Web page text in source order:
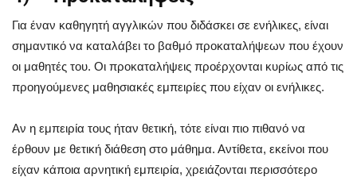
Για έναν καθηγητή αγγλικών που διδάσκει σε ενήλικες, είναι
σημαντικό να καταλάβει το βαθμό προκαταλήψεων που έχουν
οι μαθητές του. Οι προκαταλήψεις προέρχονται κυρίως από τις
προηγούμενες μαθησιακές εμπειρίες που είχαν οι ενήλικες.
Αν η εμπειρία τους ήταν θετική, τότε είναι πιο πιθανό να
έρθουν με θετική διάθεση στο μάθημα. Αντίθετα, εκείνοι που
είχαν κάποια αρνητική εμπειρία, χρειάζονται περισσότερο